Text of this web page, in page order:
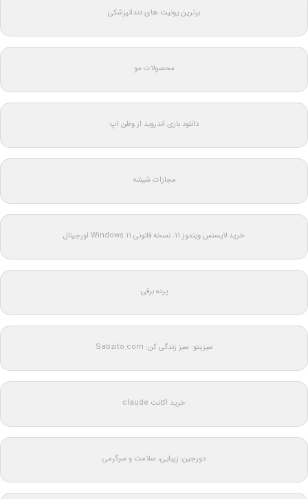
برترین یونیت های دندانپزشکی
محصولات مو
دانلود بازی اندروید از وطن اپ
مجازات شیشه
خرید لایسنس ویندوز 11: نسخه قانونی Windows 11 اورجینال
پرده برقی
سبزیتو: سبز زندگی کن: Sabzito.com
خرید اکانت claude
دورجین؛ زیبایی، سلامت و سرگرمی